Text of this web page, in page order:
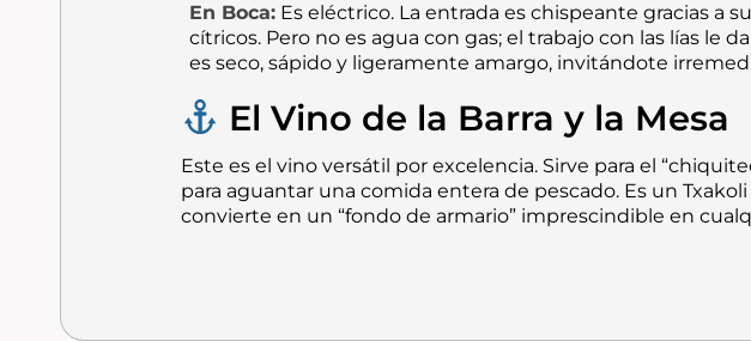
En Boca:Es eléctrico. La entrada es chispeante gracias a
cítricos. Pero no es agua con gas; el trabajo con las lías le
es seco, sápido y ligeramente amargo, invitándote
El Vino de la Barra y la Mesa
Este es el vino versátil por excelencia. Sirve para el
para aguantar una comida entera de pescado. Es un
convierte en un “fondo de armario” imprescindible en